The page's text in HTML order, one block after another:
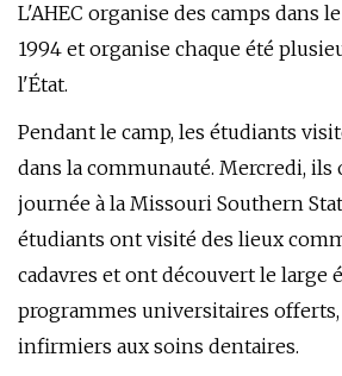
L'AHEC organise des camps dans
1994 et organise chaque été
l'État.
Pendant le camp, les étudiants
dans la communauté. Mercredi, ils
journée à la Missouri Southern
étudiants ont visité des lieux
cadavres et ont découvert le large
programmes universitaires offerts,
infirmiers aux soins dentaires.